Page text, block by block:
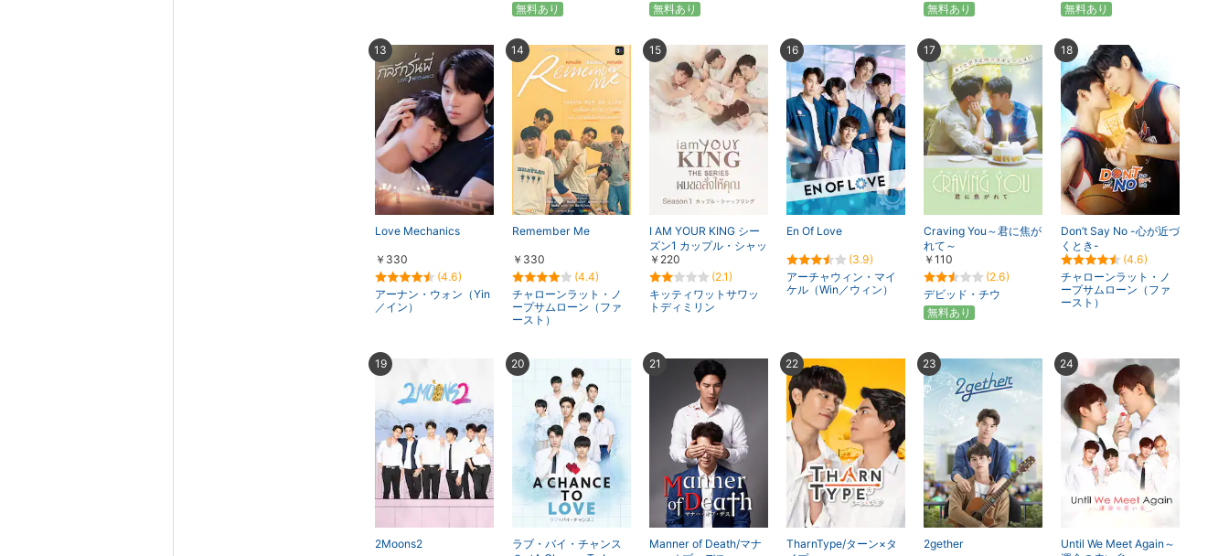
無料あり 無料あり 無料あり 無料あり
Love Mechanics
￥330
(4.6)
アーナン・ウォン（Yin
／イン）
13
Remember Me
￥330
(4.4)
チャローンラット・ノ
ープサムローン（ファ
ースト）
14
I AM YOUR KING シー
ズン1 カップル・シャッ
フリング
￥220
(2.1)
キッティワットサワッ
トディミリン
15
En Of Love
(3.9)
アーチャウィン・マイ
ケル（Win／ウィン）
16
Craving You～君に焦が
れて～
￥110
(2.6)
デビッド・チウ
17
無料あり
Don’t Say No -心が近づ
くとき-
(4.6)
チャローンラット・ノ
ープサムローン（ファ
ースト）
18
2Moons2
19
ラブ・バイ・チャンス
20
Manner of Death/マナ
21
TharnType/ターン×タ
22
2gether
23
Until We Meet Again～
24